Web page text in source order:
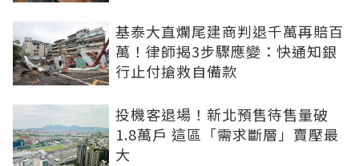
基泰大直爛尾建商判退千萬再賠百
萬！律師揭3步驟應變：快通知銀
行止付搶救自備款
投機客退場！新北預售待售量破
1.8萬戶 這區「需求斷層」賣壓最
大